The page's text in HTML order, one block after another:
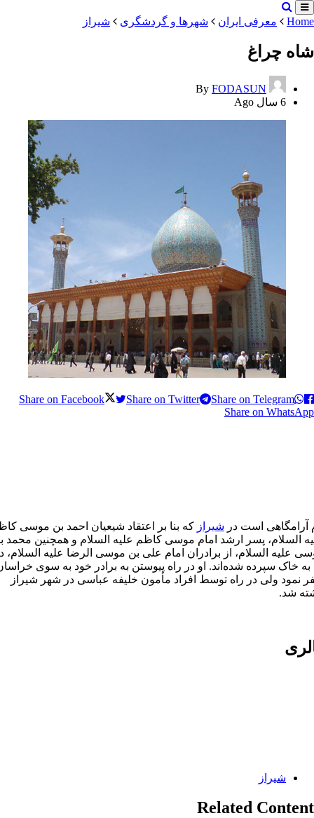
Home معرفی ایران شهرها و گردشگری شیراز
شاه‌ چراغ
By FODASUN
6 سال Ago
Share on Facebook Share on Twitter
Share on Telegram
Share on WhatsApp
آرامگاهی است در شیراز که بنا بر اعتقاد شیعیان احمد بن موسی
السلام، پسر ارشد امام موسی کاظم علیه السلام و همچنین محمد
علیه السلام، از برادران امام علی بن موسی الرضا علیه السلام،
به خاک سپرده شده‌اند. او در راه پیوستن به برادر خود به سوی
نمود ولی در راه توسط افراد مأمون خلیفه عباسی در شهر شیراز
شد.
Categories:
شیراز
Related Content